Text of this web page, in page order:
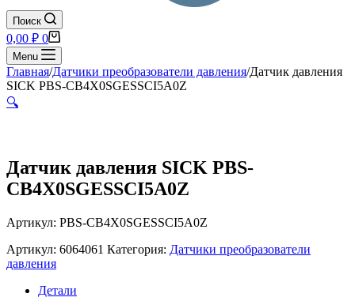
Поиск
Корзина
0,00 ₽ 0
Menu
Главная/Датчики преобразователи давления/Датчик давления
SICK PBS-CB4X0SGESSCI5A0Z
🔍
Датчик давления SICK PBS-
CB4X0SGESSCI5A0Z
Артикул: PBS-CB4X0SGESSCI5A0Z
Артикул: 6064061 Категория: Датчики преобразователи
давления
Детали